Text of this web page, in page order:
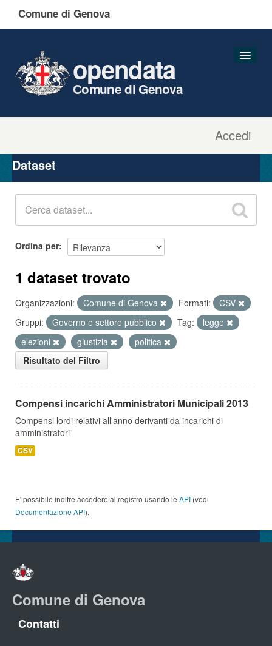
Comune di Genova
Accedi
opendata
Comune di Genova
Organizzazioni
Gruppi
Dataset
Ordina per
1 dataset trovato
Organizzazioni: Comune di Genova Formati:
CSV
Gruppi:
Governo e settore pubblico Tag:
legge
elezioni
giustizia
politica
Risultato del Filtro
Compensi incarichi Amministratori Municipali 2013
Compensi lordi relativi all'anno derivanti da incarichi di
amministratori
CSV
E' possibile inoltre accedere al registro usando le API (vedi
Documentazione API).
Comune di Genova
Contatti